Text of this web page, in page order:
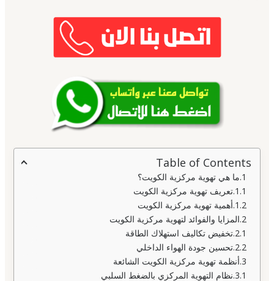
Table of Contents
ما هي تهوية مركزية الكويت؟
تعريف تهوية مركزية الكويت
أهمية تهوية مركزية الكويت
المزايا والفوائد لتهوية مركزية الكويت
تخفيض تكاليف استهلاك الطاقة
تحسين جودة الهواء الداخلي
أنظمة تهوية مركزية الكويت الشائعة
نظام التهوية المركزي بالضغط السلبي